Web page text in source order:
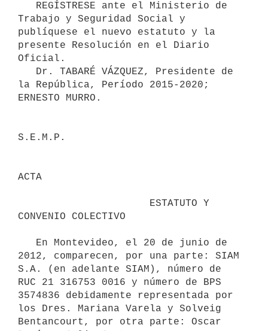
Trabajo y Seguridad Social y
publíquese el nuevo estatuto y la
presente Resolución en el Diario
Oficial.
la República, Período 2015-2020;